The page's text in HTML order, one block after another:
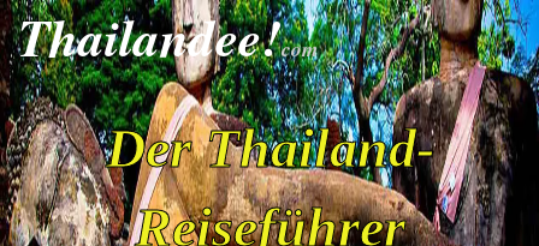
Thailandee!com
Der Thailand-
Reiseführer